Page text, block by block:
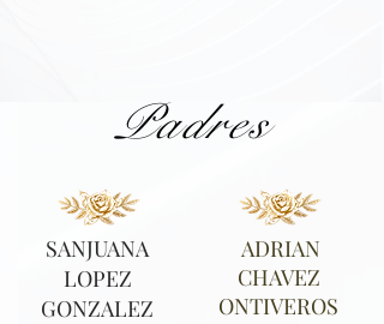
SANJUANA
LOPEZ
GONZALEZ
ADRIAN
CHAVEZ
ONTIVEROS
Padres